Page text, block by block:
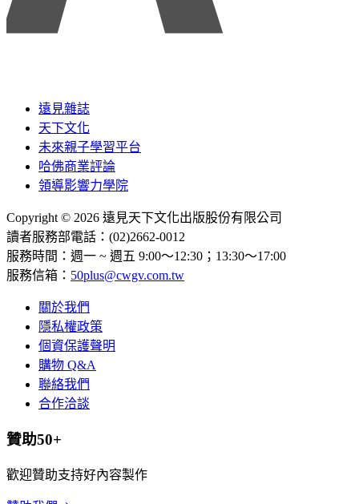
遠見雜誌
天下文化
未來親子學習平台
哈佛商業評論
領導影響力學院
Copyright © 2026 遠見天下文化出版股份有限公司
讀者服務部電話：(02)2662-0012
服務時間：週一 ~ 週五 9:00～12:30；13:30～17:00
服務信箱： 50plus@cwgv.com.tw
關於我們
隱私權政策
個資保護聲明
購物 Q&A
聯絡我們
合作洽談
贊助50+
歡迎贊助支持好內容製作